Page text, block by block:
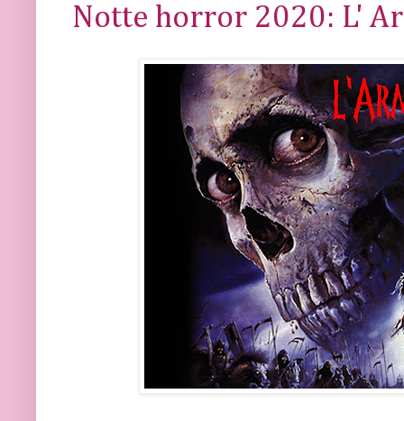
Notte horror 2020: L'